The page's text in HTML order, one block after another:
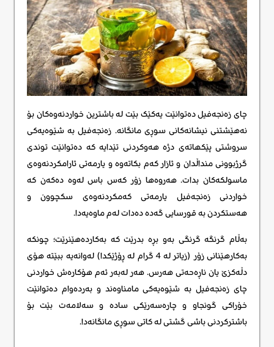
چای زەنجەفیل دەتوانێت یەکێک بێت لە باشترین خواردنەوەکان بۆ
نەهێشتنی نیشانەکانی سوڕی مانگانە. زەنجەفیل بە شێوەیەکی
سروشتی پێکهاتەی دژە هەوکردنی تێدایە کە دەتوانێت توندی
گرژبوونی منداڵدان و ئازار کەم بکاتەوە و یارمەتی ئارامکردنەوەی
ماسولکەکان بدات. هەروەها زۆر کەس باس لەوە دەکەن کە
خواردنی زەنجەفیل یارمەتی کەمکردنەوەی سکچوون و
هەستکردن بە قورسایی گەدە دەدات لەم ماوەیەدا.
بەڵام گرنگە گرنگی بەو بڕە بدرێت کە بەکاردەهێنرێت؛ چونکە
بەکارهێنانی زۆر (زیاتر لە 4 گرام لە ڕۆژێکدا) لەوانەیە ببێتە هۆی
دڵەکزێ یان ناڕەحەتی هەرس. هەر لەبەر ئەم هۆکارەش ​​خواردنی
چای زەنجەفیل بە شێوەیەکی مامناوەند و بەردەوام دەتوانێت
خۆراکی گونجاو و چارەسەرێکی سادە و سەلامەت بێت بۆ
باشترکردنی باشی گشتی لە کاتی سوڕی مانگانەدا.